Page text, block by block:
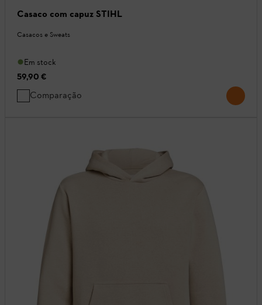
Casaco com capuz STIHL
Casacos e Sweats
Em stock
59,90 €
Comparação